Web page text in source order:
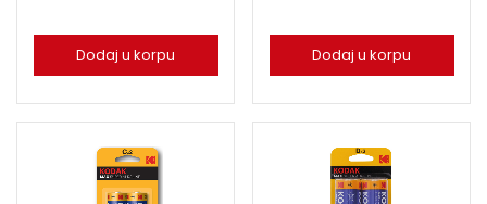
Dodaj u korpu Dodaj u korpu